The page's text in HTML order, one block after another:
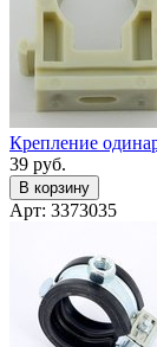
Крепление
39 руб.
В корзину
Арт: 3373035